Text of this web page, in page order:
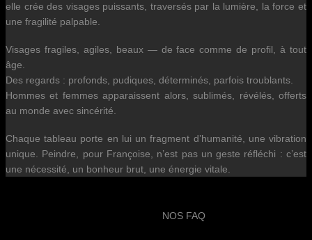
elle crée des visages puissants, traversés par la lumière, la force et
une fragilité palpable.
Visages fragiles, agiles, beaux — de face comme de profil, à tout
âge.
Des regards : profonds, pudiques, déterminés, parfois troublants.
Hommes et femmes apparaissent alors, sublimés, révélés, offerts
au monde avec sincérité.
Chaque tableau porte en lui un fragment d’humanité, une vibration
unique. Peindre, pour Françoise, n’est pas un geste réfléchi : c’est
une nécessité, un bonheur brut, une énergie vitale.
NOS FAQ